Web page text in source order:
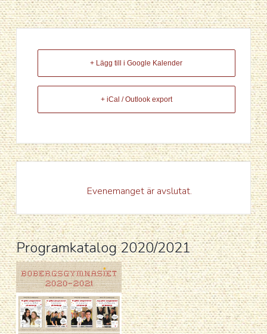
+ Lägg till i Google Kalender
+ iCal / Outlook export
Evenemanget är avslutat.
Programkatalog 2020/2021